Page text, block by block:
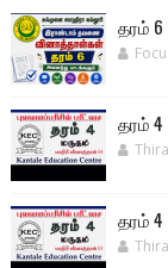
தரம்
தரம் 4
தரம் 4